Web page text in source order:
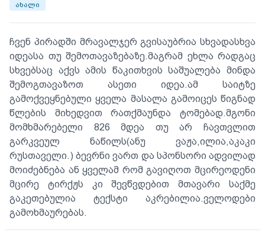
ახალი
ჩვენ პირადში მრავალჯერ გვისაუბრია სხვადასხვა
იდეასა თუ შემოთავაზებაზე.მაგრამ ეხლა რადგაც
სხვებსაც აქვს ამის წაკითხვის საშუალება მინდა
შემოგთავაზოთ ასეთი იდეა.ამ საიტზე
გამოქვეყნებული ყველა მასალა გამოიცეს წიგნად
წლების მიხედვით რათქმაუნდა ტომებად.მგონი
მომხმარებელი 826 მდეა თუ არ ჩავთვლით
გარკვეულ ნაწილს(ანუ ვაჟა,ილია,აკაკი
რუსთაველი.) ბევრნი ვართ და სპონსორი ადვილად
მოიძებნება ან ყველამ რომ გავიღოთ მცირეოდენი
მცირე ტირქჟს კი შევწვდებით მთავარი საქმე
გაკეთებულია ტექსტი აკრებილია.ველოდები
გამოხმაურებას.